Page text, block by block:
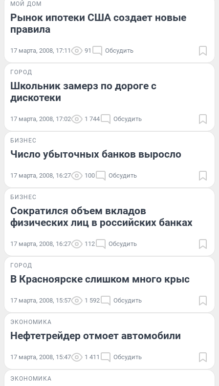
МОЙ ДОМ
Рынок ипотеки США создает новые
правила
17 марта, 2008, 17:11 91 Обсудить
ГОРОД
Школьник замерз по дороге с
дискотеки
17 марта, 2008, 17:02 1 744 Обсудить
БИЗНЕС
Число убыточных банков выросло
17 марта, 2008, 16:27 100 Обсудить
БИЗНЕС
Сократился объем вкладов
физических лиц в российских банках
17 марта, 2008, 16:27 112 Обсудить
ГОРОД
В Красноярске слишком много крыс
17 марта, 2008, 15:57 1 592 Обсудить
ЭКОНОМИКА
Нефтетрейдер отмоет автомобили
17 марта, 2008, 15:47 1 411 Обсудить
ЭКОНОМИКА